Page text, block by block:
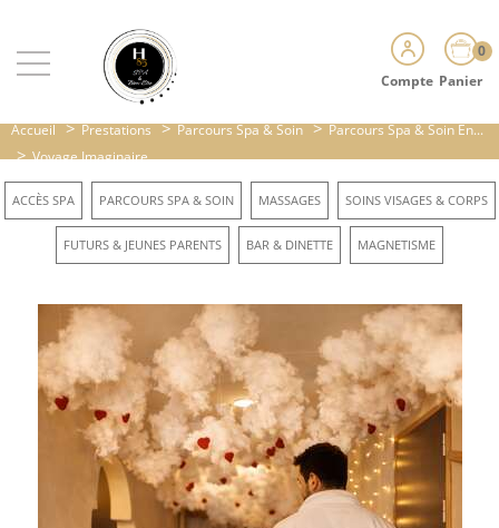
Compte
0
Panier
Accueil > Prestations > Parcours Spa & Soin > Parcours Spa & Soin En...
> Voyage Imaginaire
ACCÈS SPA PARCOURS SPA & SOIN MASSAGES SOINS VISAGES & CORPS
FUTURS & JEUNES PARENTS BAR & DINETTE MAGNETISME